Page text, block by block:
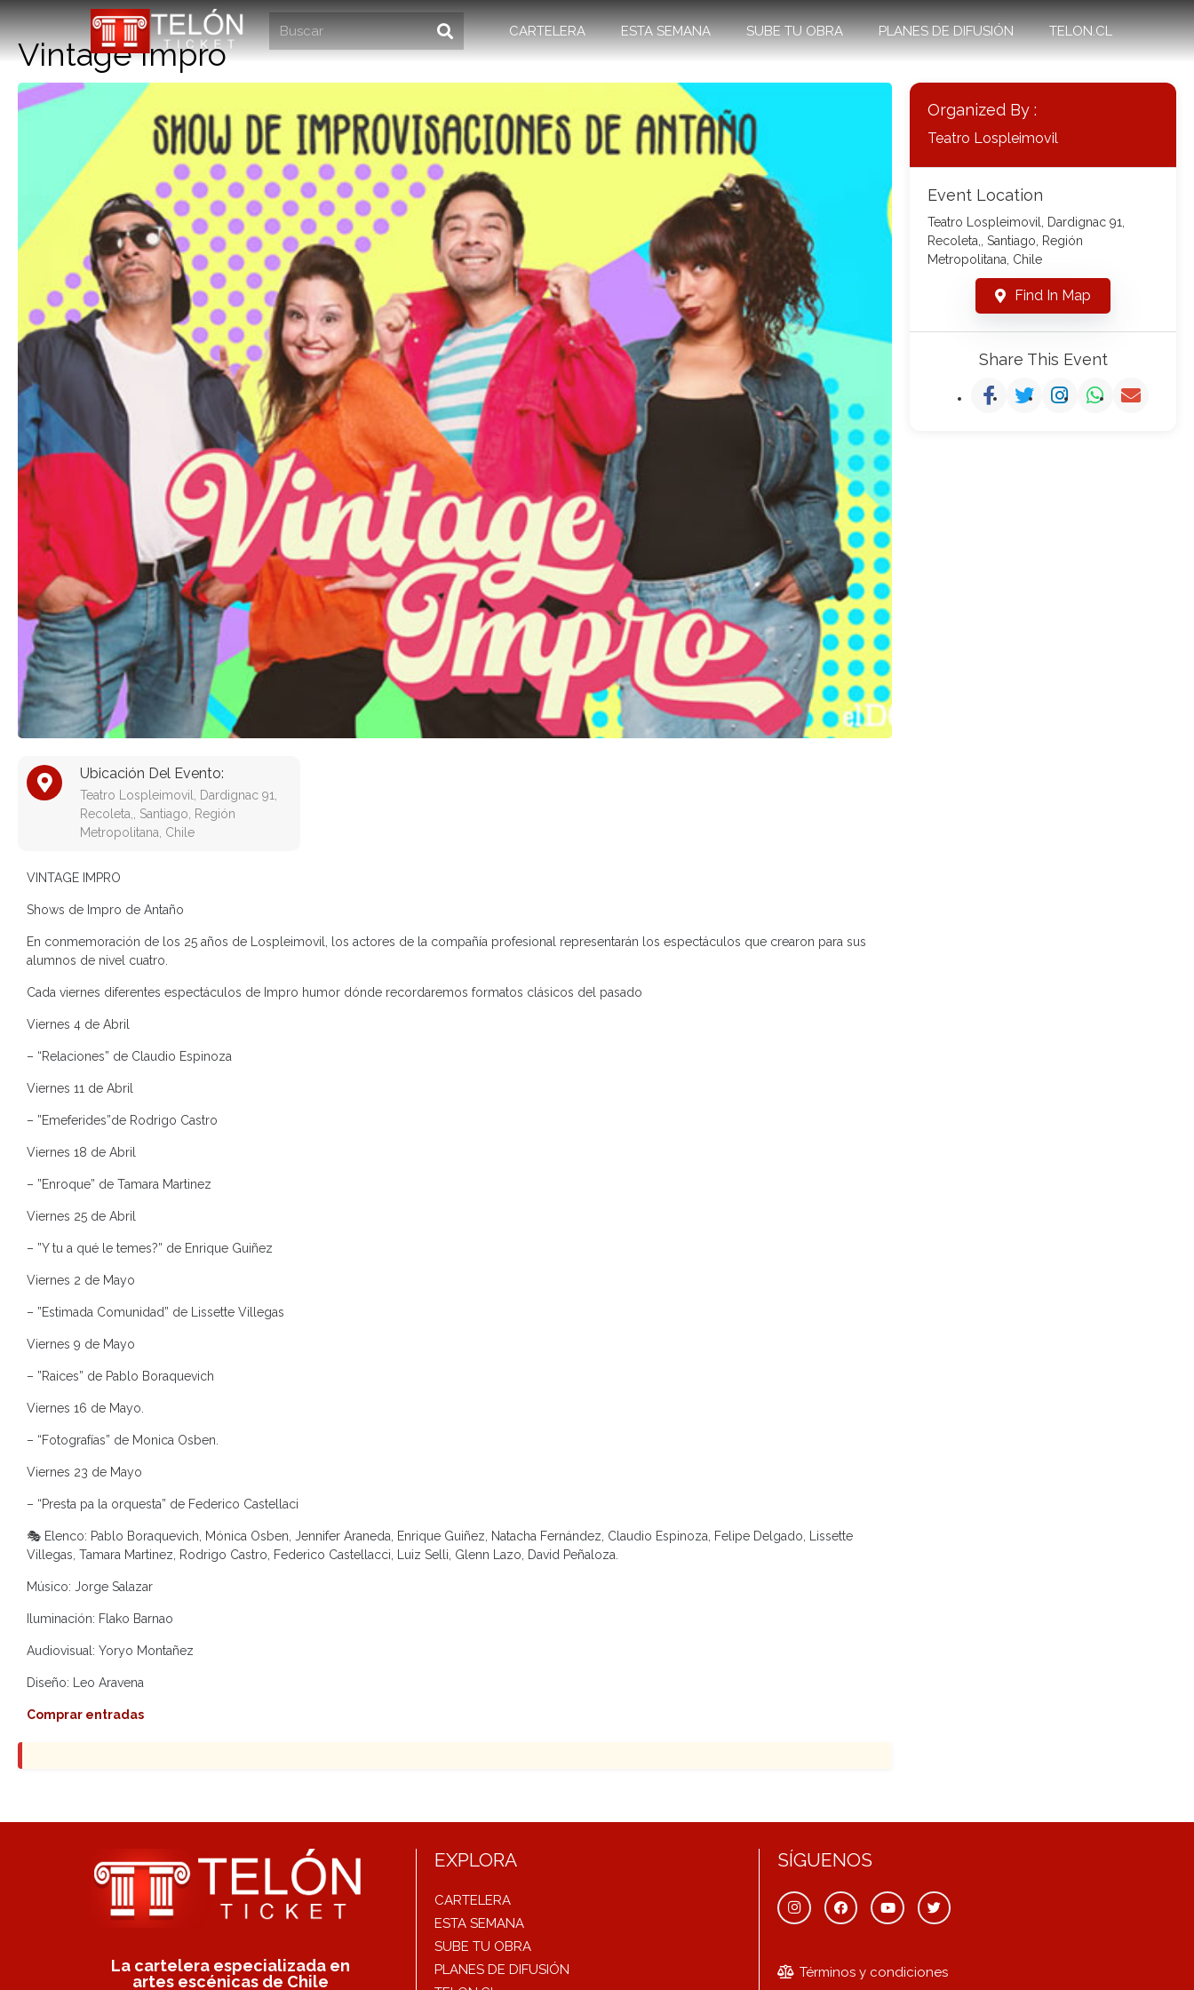
CARTELERA ESTA SEMANA SUBE TU OBRA PLANES DE DIFUSIÓN TELON.CL
Vintage Impro
Ubicación Del Evento:
Teatro Lospleimovil, Dardignac 91,
Recoleta,, Santiago, Región
Metropolitana, Chile
VINTAGE IMPRO
Shows de Impro de Antaño
En conmemoración de los 25 años de Lospleimovil, los actores de la compañía profesional representarán los espectáculos que crearon para sus
alumnos de nivel cuatro.
Cada viernes diferentes espectáculos de Impro humor dónde recordaremos formatos clásicos del pasado
Viernes 4 de Abril
– “Relaciones” de Claudio Espinoza
Viernes 11 de Abril
– ⁠”Emeferides”de Rodrigo Castro
Viernes 18 de Abril
– ⁠”Enroque” de Tamara Martinez
Viernes 25 de Abril
– ⁠”Y tu a qué le temes?” de Enrique Guiñez
Viernes 2 de Mayo
– ⁠”Estimada Comunidad” de Lissette Villegas
Viernes 9 de Mayo
– ⁠”Raices” de Pablo Boraquevich
Viernes 16 de Mayo.
– “Fotografías” de Monica Osben.
Viernes 23 de Mayo
– “Presta pa la orquesta” de Federico Castellaci
🎭 Elenco: Pablo Boraquevich, Mónica Osben, Jennifer Araneda, Enrique Guiñez, Natacha Fernández, Claudio Espinoza, Felipe Delgado, Lissette
Villegas, Tamara Martinez, Rodrigo Castro, Federico Castellacci, Luiz Selli, Glenn Lazo, David Peñaloza.
Músico: Jorge Salazar
Iluminación: Flako Barnao
Audiovisual: Yoryo Montañez
Diseño: Leo Aravena
Comprar entradas
Organized By :
Teatro Lospleimovil
Event Location
Teatro Lospleimovil, Dardignac 91,
Recoleta,, Santiago, Región
Metropolitana, Chile
Find In Map
Share This Event
La cartelera especializada en
artes escénicas de Chile
EXPLORA
CARTELERA
ESTA SEMANA
SUBE TU OBRA
PLANES DE DIFUSIÓN
SÍGUENOS
Términos y condiciones